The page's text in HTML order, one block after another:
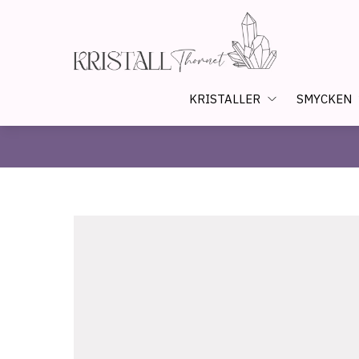
KRISTALLER SMYCKEN